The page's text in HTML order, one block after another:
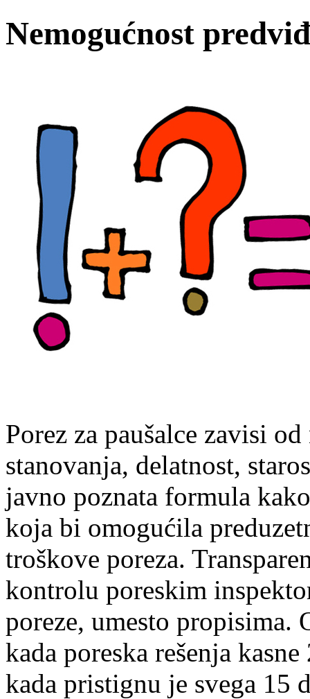
Nemogućnost
Porez za paušalce zavisi
stanovanja, delatnost,
javno poznata formula
koja bi omogućila
troškove poreza.
kontrolu poreskim
poreze, umesto propisima.
kada poreska rešenja
kada pristignu je svega 15